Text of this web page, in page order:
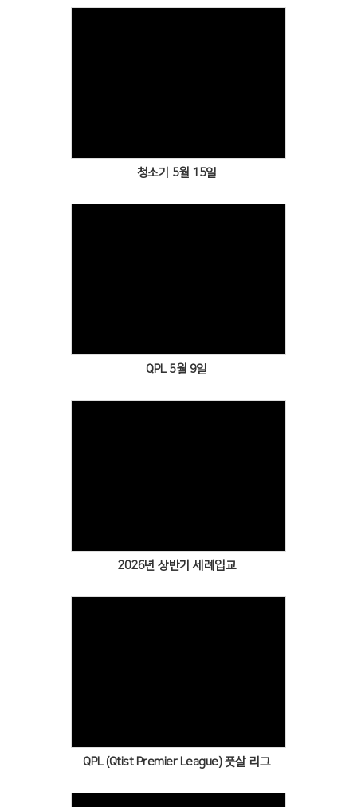
청소기 5월 15일
QPL 5월 9일
2026년 상반기 세례입교
QPL (Qtist Premier League) 풋살 리그